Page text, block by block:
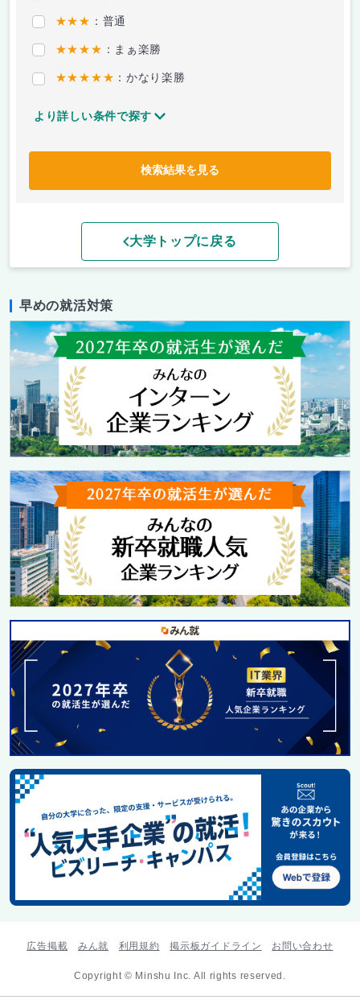
★★★ ：普通
★★★★ ：まぁ楽勝
★★★★★ ：かなり楽勝
より詳しい条件で探す
検索結果を見る
大学トップに戻る
早めの就活対策
広告掲載 みん就 利用規約 掲示板ガイドライン お問い合わせ
Copyright © Minshu Inc. All rights reserved.